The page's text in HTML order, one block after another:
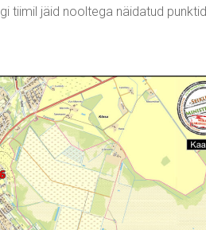
tiimil jäid nooltega näidatud punktid